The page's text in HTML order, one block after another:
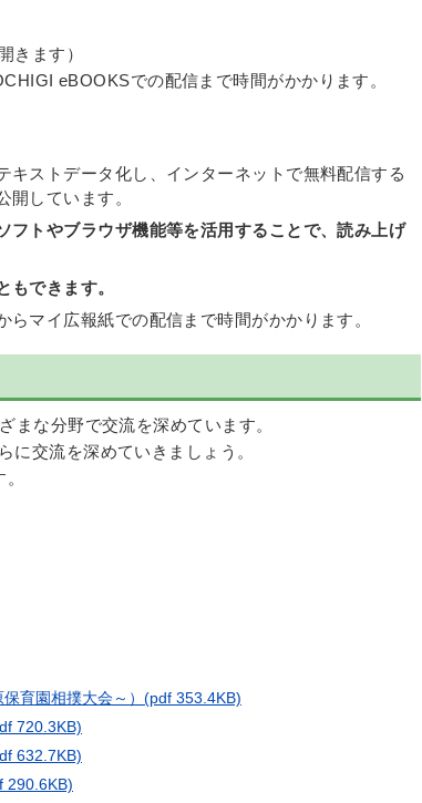
きます）
eBOOKSでの配信まで時間がかかります。
キストデータ化し、インターネットで無料配信する
開しています。
フトやブラウザ機能等を活用することで、読み上げ
もできます。
マイ広報紙での配信まで時間がかかります。
まな分野で交流を深めています。
に交流を深めていきましょう。
育園相撲大会～） (pdf 353.4KB)
720.3KB)
632.7KB)
290.6KB)